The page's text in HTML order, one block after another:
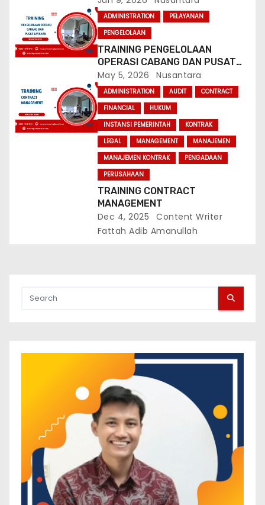
o
ADMINISTRATION
PELAYANAN
PENGELOLAAN
TRAINING PENGELOLAAN
OPERASI CABANG DAN PUSAT
LAYANAN
May 5, 2026 Nusantara
ADMINISTRATION AUDIT
CONTRACT
FINANCIAL
HUKUM
INSTANSI PEMERINTAH
KONTRAK
LEGAL
MANAGEMENT
MANAJEMEN
MANAJEMEN KONTRAK
PENGADAAN
PERUSAHAAN
TRAINING CONTRACT
MANAGEMENT
Dec 4, 2025
Content Writer
Fattah Adib Amanullah